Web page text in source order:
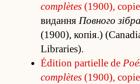
complètes(1900),
ви­да­ння Повного
(1900), копія.)
Libraries).
Édition partielle de
complètes(1900),